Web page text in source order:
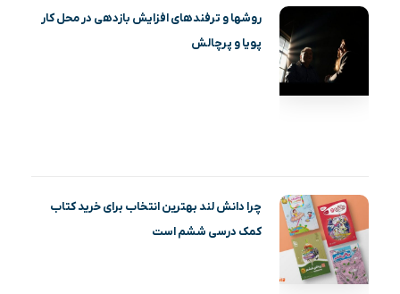
روشها و ترفندهای افزایش بازدهی در محل کار
پویا و پرچالش
چرا دانش لند بهترین انتخاب برای خرید کتاب
کمک درسی ششم است